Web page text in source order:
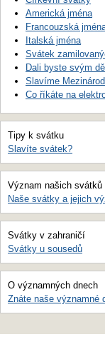
Americká jména
Francouzská
Italská jména
Svátek
Dali byste svým
Slavíme
Co říkáte na
Tipy k svátku
Slavíte svátek?
Význam našich svátků
Naše svátky a jejich
Svátky v zahraničí
Svátky u sousedů
O významných dnech
Znáte naše významné